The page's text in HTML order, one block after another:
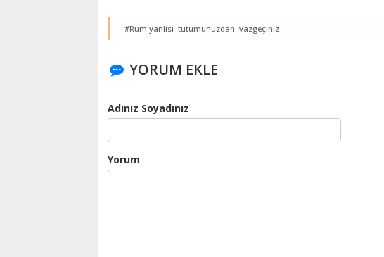
#Rum yanlısı tutumunuzdan vazgeçiniz
YORUM EKLE
Adınız Soyadınız
Yorum